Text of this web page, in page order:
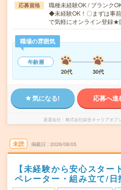
応募資格
職種未経験OK / ブランク
◆未経験OK！〇まずは事
で気軽にオンライン登録
職場の雰囲気
年齢層
20代
30代
気になる! 応募へ進
派遣会社 株式会社綜合キャリアオプ
未読 掲載日 2026/08/05
【未経験から安心スター
ペレーター・組み立て/日